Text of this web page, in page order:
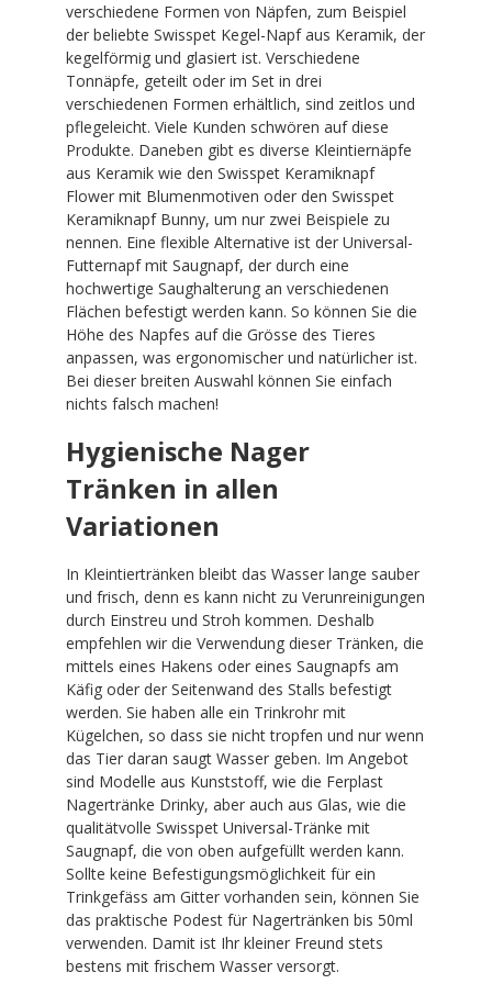
verschiedene Formen von Näpfen, zum Beispiel
der beliebte Swisspet Kegel-Napf aus Keramik, der
kegelförmig und glasiert ist. Verschiedene
Tonnäpfe, geteilt oder im Set in drei
verschiedenen Formen erhältlich, sind zeitlos und
pflegeleicht. Viele Kunden schwören auf diese
Produkte. Daneben gibt es diverse Kleintiernäpfe
aus Keramik wie den Swisspet Keramiknapf
Flower mit Blumenmotiven oder den Swisspet
Keramiknapf Bunny, um nur zwei Beispiele zu
nennen. Eine flexible Alternative ist der Universal-
Futternapf mit Saugnapf, der durch eine
hochwertige Saughalterung an verschiedenen
Flächen befestigt werden kann. So können Sie die
Höhe des Napfes auf die Grösse des Tieres
anpassen, was ergonomischer und natürlicher ist.
Bei dieser breiten Auswahl können Sie einfach
nichts falsch machen!
Hygienische Nager
Tränken in allen
Variationen
In Kleintiertränken bleibt das Wasser lange sauber
und frisch, denn es kann nicht zu Verunreinigungen
durch Einstreu und Stroh kommen. Deshalb
empfehlen wir die Verwendung dieser Tränken, die
mittels eines Hakens oder eines Saugnapfs am
Käfig oder der Seitenwand des Stalls befestigt
werden. Sie haben alle ein Trinkrohr mit
Kügelchen, so dass sie nicht tropfen und nur wenn
das Tier daran saugt Wasser geben. Im Angebot
sind Modelle aus Kunststoff, wie die Ferplast
Nagertränke Drinky, aber auch aus Glas, wie die
qualitätvolle Swisspet Universal-Tränke mit
Saugnapf, die von oben aufgefüllt werden kann.
Sollte keine Befestigungsmöglichkeit für ein
Trinkgefäss am Gitter vorhanden sein, können Sie
das praktische Podest für Nagertränken bis 50ml
verwenden. Damit ist Ihr kleiner Freund stets
bestens mit frischem Wasser versorgt.